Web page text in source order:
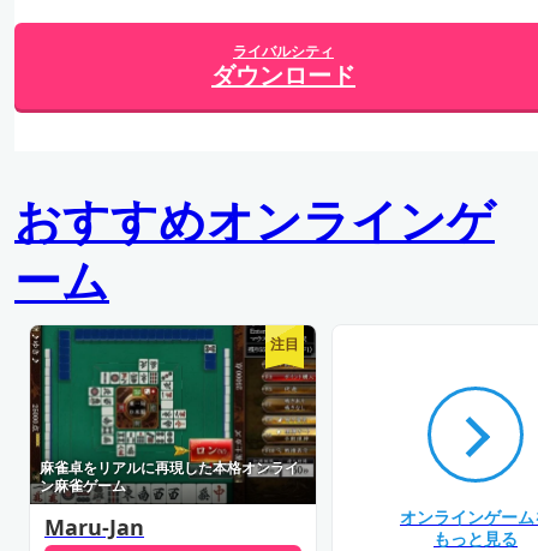
ライバルシティ
ダウンロード
おすすめオンラインゲ
ーム
Maru-Jan
麻雀卓をリアルに再現した本格オンライ
ン麻雀ゲーム
注目
オンラインゲー
もっと見る